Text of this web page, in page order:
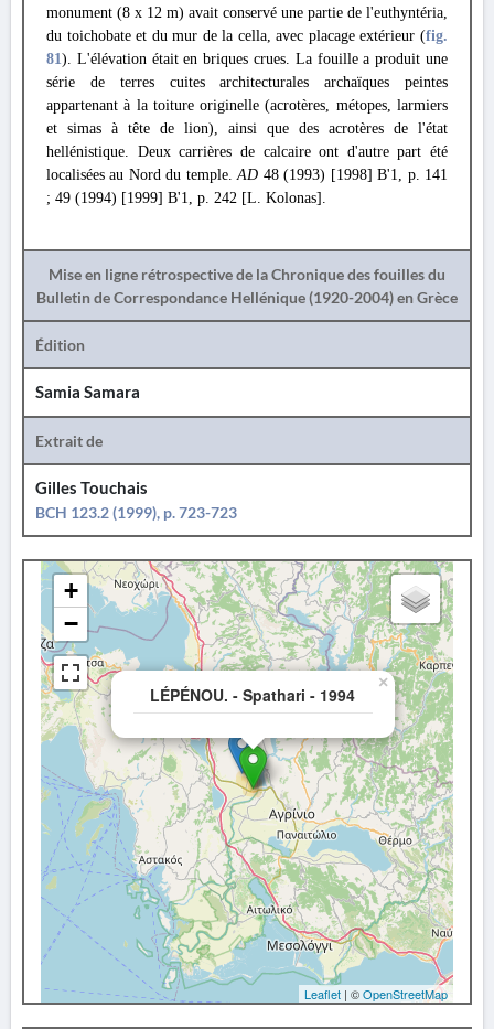
monument (8 x 12 m) avait conservé une partie de l'euthyntéria,
du toichobate et du mur de la cella, avec placage extérieur (fig.
81). L'élévation était en briques crues. La fouille a produit une
série de terres cuites architecturales archaïques peintes
appartenant à la toiture originelle (acrotères, métopes, larmiers
et simas à tête de lion), ainsi que des acrotères de l'état
hellénistique. Deux carrières de calcaire ont d'autre part été
localisées au Nord du temple.AD 48 (1993) [1998] Β'1, p. 141
; 49 (1994) [1999] Β'1, p. 242 [L. Kolonas].
Mise en ligne rétrospective de la Chronique des fouilles du
Bulletin de Correspondance Hellénique (1920-2004) en Grèce
Édition
Samia Samara
Extrait de
Gilles Touchais
BCH 123.2 (1999), p. 723-723
LÉPÉNOU. - Spathari - 1994
×
+
−
Leaflet | ©OpenStreetMap